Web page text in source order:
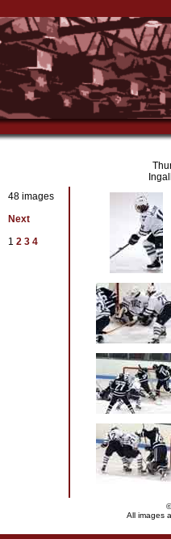
48 images
Next
1 2 3 4
All images